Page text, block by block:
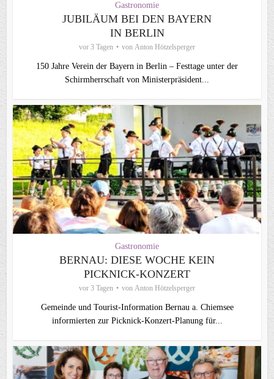
Gastronomie
JUBILÄUM BEI DEN BAYERN
IN BERLIN
vor 3 Tagen von Anton Hötzelsperger
150 Jahre Verein der Bayern in Berlin – Festtage unter der
Schirmherrschaft von Ministerpräsident...
Gastronomie
BERNAU: DIESE WOCHE KEIN
PICKNICK-KONZERT
vor 3 Tagen von Anton Hötzelsperger
Gemeinde und Tourist-Information Bernau a. Chiemsee
informierten zur Picknick-Konzert-Planung für...